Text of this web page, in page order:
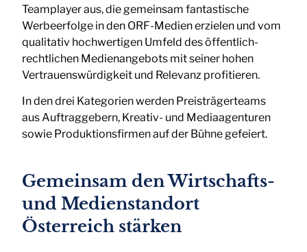
Teamplayer aus, die gemeinsam fantastische
Werbeerfolge in den ORF-Medien erzielen und vom
qualitativ hochwertigen Umfeld des öffentlich-
rechtlichen Medienangebots mit seiner hohen
Vertrauenswürdigkeit und Relevanz profitieren.
In den drei Kategorien werden Preisträgerteams
aus Auftraggebern, Kreativ- und Mediaagenturen
sowie Produktionsfirmen auf der Bühne gefeiert.
Gemeinsam den Wirtschafts-
und Medienstandort
Österreich stärken